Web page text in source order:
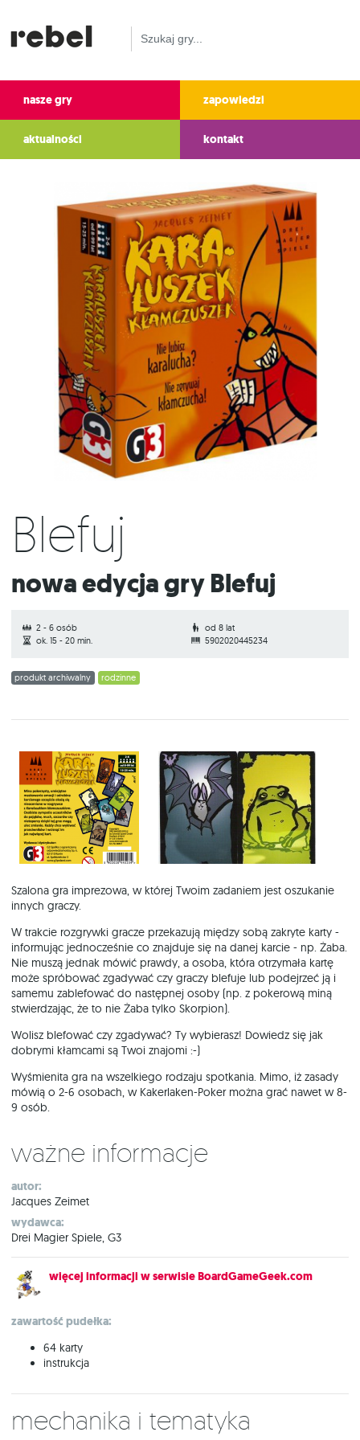
nasze gry zapowiedzi
aktualności kontakt
Blefuj
Nowa edycja gry Blefuj
2 - 6 osób
od 8 lat
ok. 15 - 20 min.
5902020445234
produkt archiwalny rodzinne
Szalona gra imprezowa, w której Twoim zadaniem jest oszukanie
innych graczy.
W trakcie rozgrywki gracze przekazują między sobą zakryte karty -
informując jednocześnie co znajduje się na danej karcie - np. Żaba.
Nie muszą jednak mówić prawdy, a osoba, która otrzymała kartę
może spróbować zgadywać czy graczy blefuje lub podejrzeć ją i
samemu zablefować do następnej osoby (np. z pokerową miną
stwierdzając, że to nie Żaba tylko Skorpion).
Wolisz blefować czy zgadywać? Ty wybierasz! Dowiedz się jak
dobrymi kłamcami są Twoi znajomi :-)
Wyśmienita gra na wszelkiego rodzaju spotkania. Mimo, iż zasady
mówią o 2-6 osobach, w Kakerlaken-Poker można grać nawet w 8-
9 osób.
Ważne informacje
autor:
Jacques Zeimet
wydawca:
Drei Magier Spiele, G3
więcej informacji w serwisie BoardGameGeek.com
zawartość pudełka:
64 karty
instrukcja
Mechanika i tematyka